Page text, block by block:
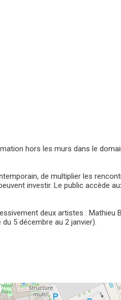
hors les murs dans le
de multiplier les
investir. Le public accède
deux artistes : Mathieu
5 décembre au 2 janvier).